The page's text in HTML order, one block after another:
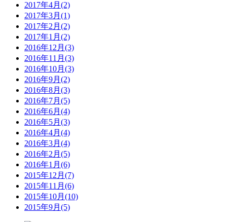
2017年4月(2)
2017年3月(1)
2017年2月(2)
2017年1月(2)
2016年12月(3)
2016年11月(3)
2016年10月(3)
2016年9月(2)
2016年8月(3)
2016年7月(5)
2016年6月(4)
2016年5月(3)
2016年4月(4)
2016年3月(4)
2016年2月(5)
2016年1月(6)
2015年12月(7)
2015年11月(6)
2015年10月(10)
2015年9月(5)